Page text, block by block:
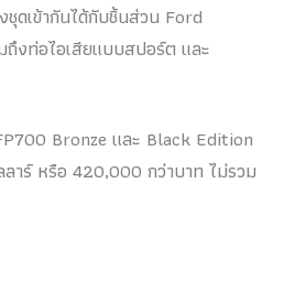
ดเข้ากันได้กับชิ้นส่วน Ford
งท่อไอเสียแบบสปอร์ต และ
Bronze และ Black Edition
าร์ หรือ 420,000 กว่าบาท ไม่รวม